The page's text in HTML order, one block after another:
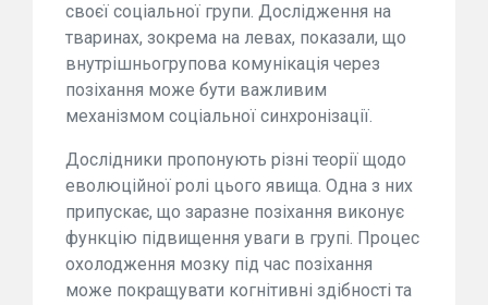
своєї соціальної групи. Дослідження на
тваринах, зокрема на левах, показали, що
внутрішньогрупова комунікація через
позіхання може бути важливим
механізмом соціальної синхронізації.
Дослідники пропонують різні теорії щодо
еволюційної ролі цього явища. Одна з них
припускає, що заразне позіхання виконує
функцію підвищення уваги в групі. Процес
охолодження мозку під час позіхання
може покращувати когнітивні здібності та